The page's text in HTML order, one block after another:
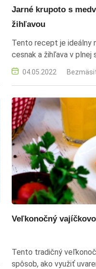
Jarné krupoto s
žihľavou
Tento recept je ideálny
cesnak a žihľava v plnej
výživné jedlo, ktoré
jedlo alebo ako prílohu.
mascarpone, pesto,
listy, medvedi cesnak
strava, jarna kuchyna,
04.05.2022
Veľkonočný
Tento tradičný
spôsob, ako využiť